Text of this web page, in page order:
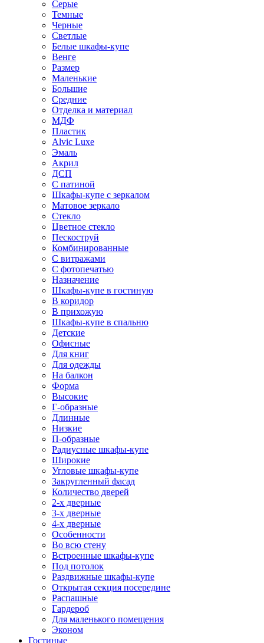
Серые
Темные
Черные
Светлые
Белые шкафы-купе
Венге
Размер
Маленькие
Большие
Средние
Отделка и материал
МДФ
Пластик
Alvic Luxe
Эмаль
Акрил
ДСП
С патиной
Шкафы-купе с зеркалом
Матовое зеркало
Стекло
Цветное стекло
Пескоструй
Комбинированные
С витражами
С фотопечатью
Назначение
Шкафы-купе в гостиную
В коридор
В прихожую
Шкафы-купе в спальню
Детские
Офисные
Для книг
Для одежды
На балкон
Форма
Высокие
Г-образные
Длинные
Низкие
П-образные
Радиусные шкафы-купе
Широкие
Угловые шкафы-купе
Закругленный фасад
Количество дверей
2-х дверные
3-х дверные
4-х дверные
Особенности
Во всю стену
Встроенные шкафы-купе
Под потолок
Раздвижные шкафы-купе
Открытая секция посередине
Распашные
Гардероб
Для маленького помещения
Эконом
Гостиные